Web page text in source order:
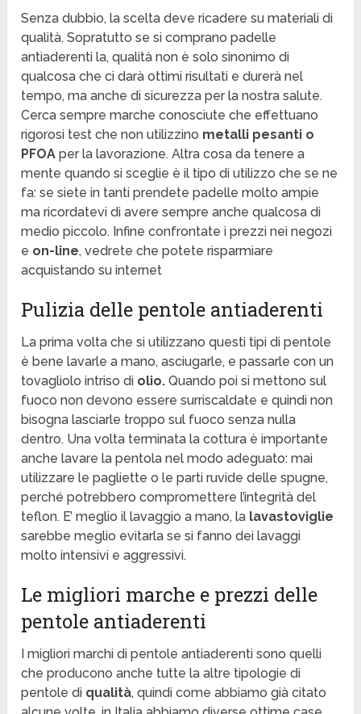
Senza dubbio, la scelta deve ricadere su materiali di
qualità. Sopratutto se si comprano padelle
antiaderenti la, qualità non è solo sinonimo di
qualcosa che ci darà ottimi risultati e durerà nel
tempo, ma anche di sicurezza per la nostra salute.
Cerca sempre marche conosciute che effettuano
rigorosi test che non utilizzino metalli pesanti o
PFOA per la lavorazione. Altra cosa da tenere a
mente quando si sceglie è il tipo di utilizzo che se ne
fa: se siete in tanti prendete padelle molto ampie
ma ricordatevi di avere sempre anche qualcosa di
medio piccolo. Infine confrontate i prezzi nei negozi
e on-line, vedrete che potete risparmiare
acquistando su internet
Pulizia delle pentole antiaderenti
La prima volta che si utilizzano questi tipi di pentole
è bene lavarle a mano, asciugarle, e passarle con un
tovagliolo intriso di olio. Quando poi si mettono sul
fuoco non devono essere surriscaldate e quindi non
bisogna lasciarle troppo sul fuoco senza nulla
dentro. Una volta terminata la cottura è importante
anche lavare la pentola nel modo adeguato: mai
utilizzare le pagliette o le parti ruvide delle spugne,
perché potrebbero compromettere l’integrità del
teflon. E’ meglio il lavaggio a mano, la lavastoviglie
sarebbe meglio evitarla se si fanno dei lavaggi
molto intensivi e aggressivi.
Le migliori marche e prezzi delle
pentole antiaderenti
I migliori marchi di pentole antiaderenti sono quelli
che producono anche tutte la altre tipologie di
pentole di qualità, quindi come abbiamo già citato